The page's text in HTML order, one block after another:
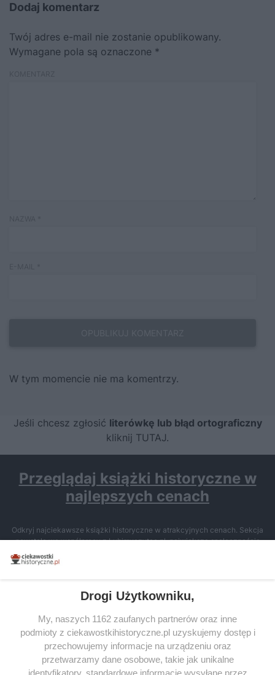
Dodaj komentarz
Twój adres e-mail nie zostanie opublikowany.
Wymagane pola są oznaczone *
W tym momencie nie ma komentrzy.
Jeśli chcesz zgłosić literówkę lub błąd ortograficzny
kliknij TUTAJ.
Przeglądaj książki historyczne w
najlepszych cenach
Odkryj najciekawsze książki historyczne w atrakcyjnych cenach. Sekcja
powstała we współpracy z Lubimyczytac.pl, największą społecznością
miłośników literatury w Polsce – dzięki temu możesz wybierać spośród
tytułów najwyżej ocenianych przez czytelników.
SERWIS
SPOŁECZNOŚĆ
Drogi Użytkowniku,
My, naszych 1162 zaufanych partnerów oraz inne
podmioty z ciekawostkihistoryczne.pl uzyskujemy dostęp i
przechowujemy informacje na urządzeniu oraz
przetwarzamy dane osobowe, takie jak unikalne
identyfikatory, standardowe informacje wysyłane przez